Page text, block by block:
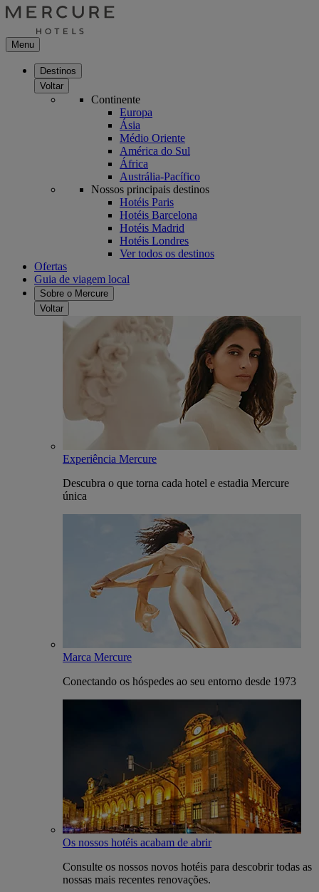
Menu
Destinos
Voltar
Continente
Europa
Ásia
Médio Oriente
América do Sul
África
Austrália-Pacífico
Nossos principais destinos
Hotéis Paris
Hotéis Barcelona
Hotéis Madrid
Hotéis Londres
Ver todos os destinos
Ofertas
Guia de viagem local
Sobre o Mercure
Voltar
Experiência Mercure
Descubra o que torna cada hotel e estadia Mercure
única
Marca Mercure
Conectando os hóspedes ao seu entorno desde 1973
Os nossos hotéis acabam de abrir
Consulte os nossos novos hotéis para descobrir todas as
nossas mais recentes renovações.